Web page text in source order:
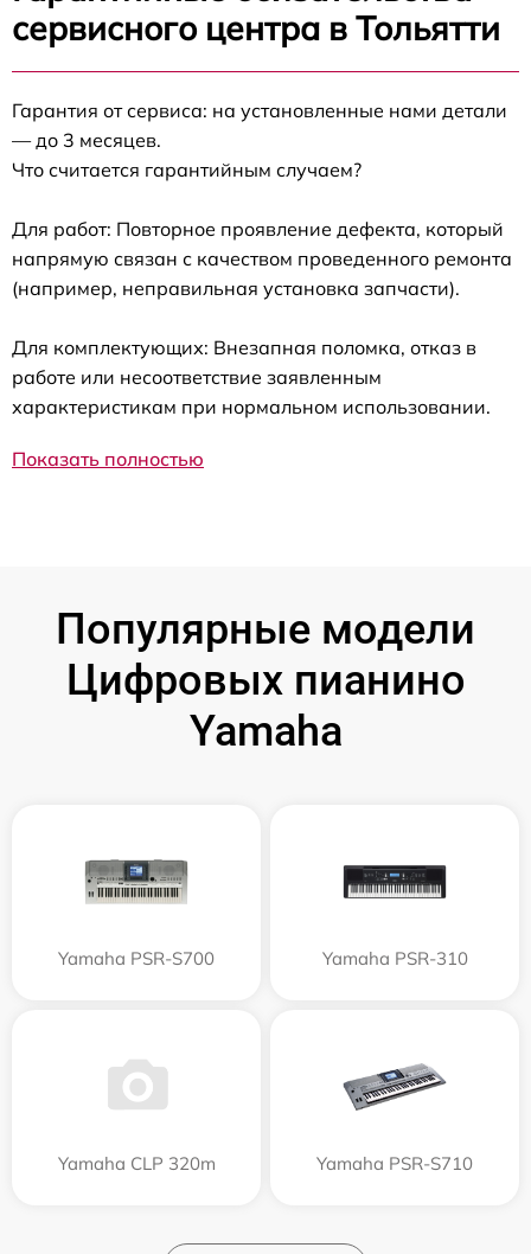
сервисного центра в Тольятти
Гарантия от сервиса: на установленные нами детали
— до 3 месяцев.
Что считается гарантийным случаем?
Для работ: Повторное проявление дефекта, который
напрямую связан с качеством проведенного ремонта
(например, неправильная установка запчасти).
Для комплектующих: Внезапная поломка, отказ в
работе или несоответствие заявленным
характеристикам при нормальном использовании.
Показать полностью
Популярные модели
Цифровых пианино
Yamaha
Yamaha PSR-S700 Yamaha PSR-310
Yamaha CLP 320m Yamaha PSR-S710